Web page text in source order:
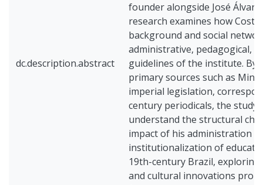
dc.description.abstract
founder alongside José
research examines how
background and social
administrative, pedagogical,
guidelines of the institute. By
primary sources such as
imperial legislation,
century periodicals, the study
understand the structural
impact of his administration
institutionalization of
19th-century Brazil,
and cultural innovations